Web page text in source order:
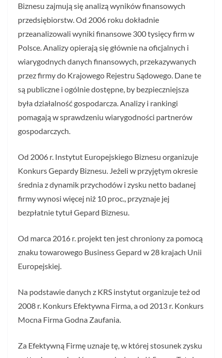
Biznesu zajmują się analizą wyników finansowych
przedsiębiorstw. Od 2006 roku dokładnie
przeanalizowali wyniki finansowe 300 tysięcy firm w
Polsce. Analizy opierają się głównie na oficjalnych i
wiarygodnych danych finansowych, przekazywanych
przez firmy do Krajowego Rejestru Sądowego. Dane te
są publiczne i ogólnie dostępne, by bezpieczniejsza
była działalność gospodarcza. Analizy i rankingi
pomagają w sprawdzeniu wiarygodności partnerów
gospodarczych.
Od 2006 r. Instytut Europejskiego Biznesu organizuje
Konkurs Gepardy Biznesu. Jeżeli w przyjętym okresie
średnia z dynamik przychodów i zysku netto badanej
firmy wynosi więcej niż 10 proc., przyznaje jej
bezpłatnie tytuł Gepard Biznesu.
Od marca 2016 r. projekt ten jest chroniony za pomocą
znaku towarowego Business Gepard w 28 krajach Unii
Europejskiej.
Na podstawie danych z KRS instytut organizuje też od
2008 r. Konkurs Efektywna Firma, a od 2013 r. Konkurs
Mocna Firma Godna Zaufania.
Za Efektywną Firmę uznaje tę, w której stosunek zysku